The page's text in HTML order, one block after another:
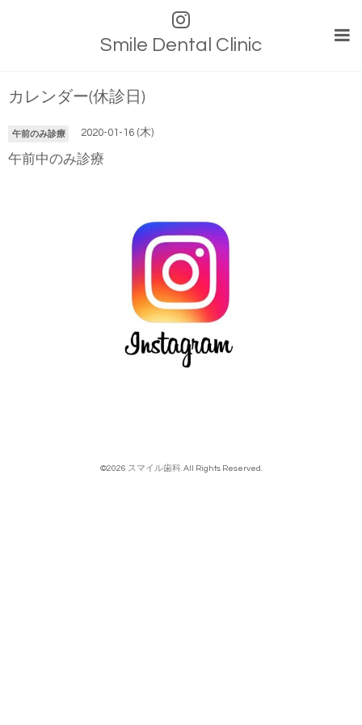
Smile Dental Clinic
カレンダー(休診日)
午前のみ診療 2020-01-16 (木)
午前中のみ診療
©2026 スマイル歯科 . All Rights Reserved.